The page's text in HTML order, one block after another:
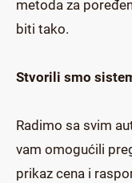
metoda za
biti tako.
Stvorili smo
Radimo sa svim
vam omogućili
prikaz cena i